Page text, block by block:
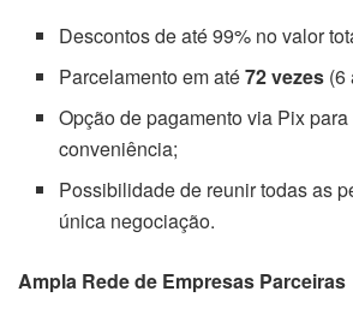
Descontos de até 99% no valor
Parcelamento em até72 vezes (6
Opção de pagamento via Pix
conveniência;
Possibilidade de reunir todas as
única negociação.
Ampla Rede de Empresas Parceiras